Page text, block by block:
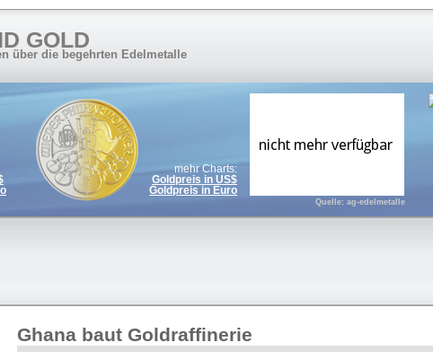
GOLD
über die begehrten Edelmetalle
mehr Charts:
Goldpreis in US$
Goldpreis in Euro
Quelle: ag-edelmetalle
Ghana baut Goldraffinerie